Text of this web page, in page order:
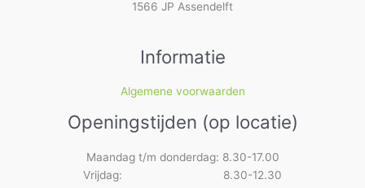
1566 JP Assendelft
Informatie
Algemene voorwaarden
Openingstijden (op locatie)
Maandag t/m donderdag: 8.30-17.00
Vrijdag: 8.30-12.30